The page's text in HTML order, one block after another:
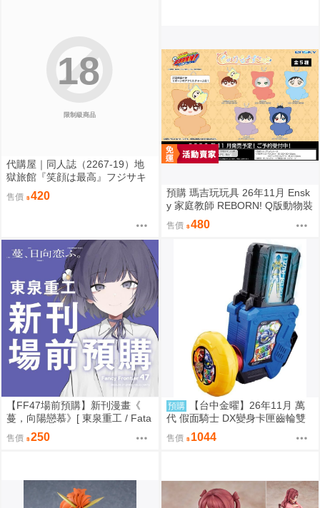
限制級商品
18
代購屋｜同人誌（2267-19）地
獄旅館『笑顔は最高』フジサキ
售價 420
預購 瑪吉玩玩具 26年11月 Ensk
y 家庭教師 REBORN! Q版動物裝
珠鍊布偶吊飾 娃娃 5款分售 0814
售價 480
【FF47場前預購】新刊漫畫《
蔓，向陽戀慕》[ 東泉重工 / Fata
aa / 美鈴x手毬 / 秦谷美鈴 / 月村
手毬 / 學園偶像大師 / 全年齡 / 百
售價 250
預購
【台中金曜】26年11月 萬
代 假面騎士 DX變身卡匣齒輪雙
重版 0814
售價 1044